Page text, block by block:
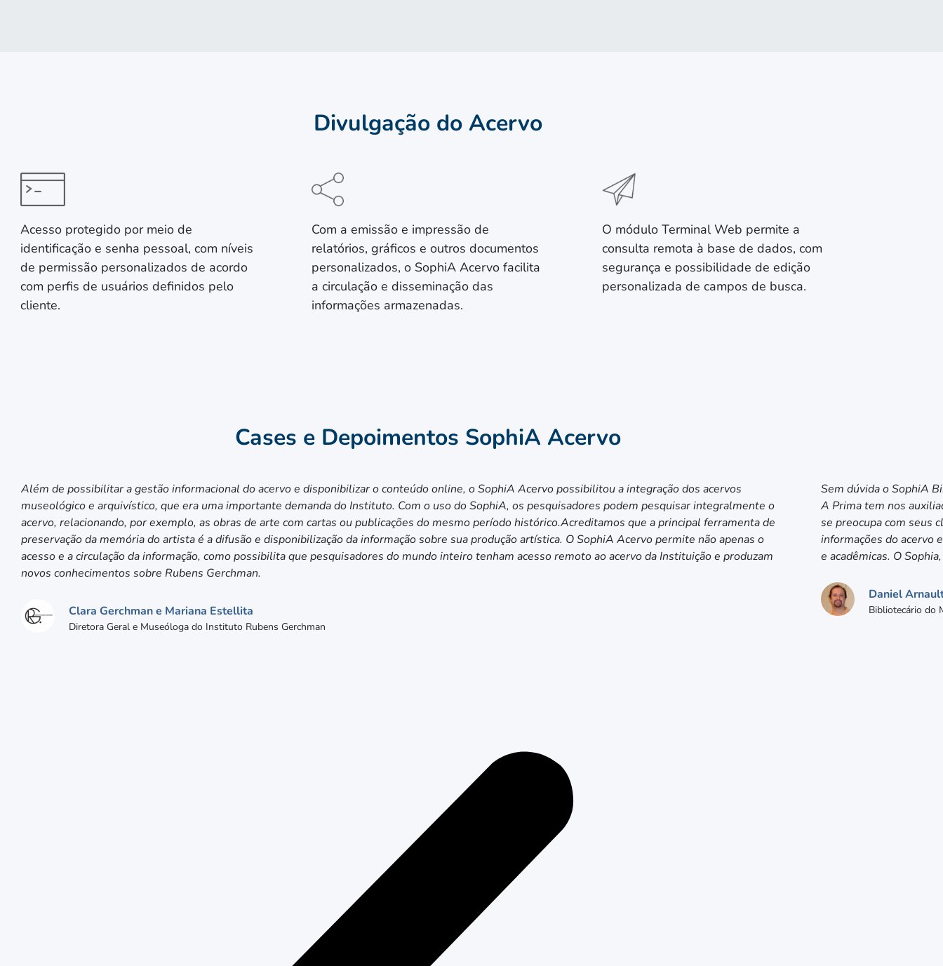
Divulgação do Acervo
Acesso protegido por meio de
identificação e senha pessoal, com níveis
de permissão personalizados de acordo
com perfis de usuários definidos pelo
cliente.
Com a emissão e impressão de
relatórios, gráficos e outros documentos
personalizados, o SophiA Acervo facilita
a circulação e disseminação das
informações armazenadas.
O módulo Terminal Web permite a
consulta remota à base de dados, com
segurança e possibilidade de edição
personalizada de campos de busca.
Cases e Depoimentos SophiA Acervo
Além de possibilitar a gestão informacional do acervo e disponibilizar o conteúdo online, o SophiA Acervo possibilitou a integração dos acervos
museológico e arquivístico, que era uma importante demanda do Instituto. Com o uso do SophiA, os pesquisadores podem pesquisar integralmente o
acervo, relacionando, por exemplo, as obras de arte com cartas ou publicações do mesmo período histórico.Acreditamos que a principal ferramenta de
preservação da memória do artista é a difusão e disponibilização da informação sobre sua produção artística. O SophiA Acervo permite não apenas o
acesso e a circulação da informação, como possibilita que pesquisadores do mundo inteiro tenham acesso remoto ao acervo da Instituição e produzam
novos conhecimentos sobre Rubens Gerchman.
Clara Gerchman e Mariana Estellita
Diretora Geral e Museóloga do Instituto Rubens Gerchman
Sem dúvida o SophiA
A Prima tem nos
se preocupa com seus
informações do acervo
e acadêmicas. O
Daniel
Bibliotecário do